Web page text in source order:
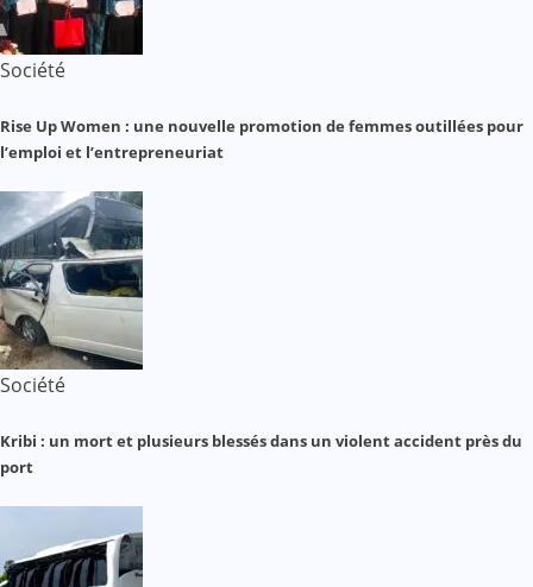
Société
Rise Up Women : une nouvelle promotion de femmes outillées pour
l’emploi et l’entrepreneuriat
Société
Kribi : un mort et plusieurs blessés dans un violent accident près du
port